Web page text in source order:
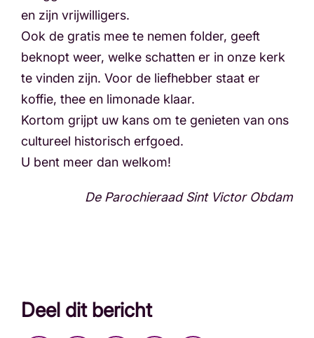
en zijn vrijwilligers.
Ook de gratis mee te nemen folder, geeft
beknopt weer, welke schatten er in onze kerk
te vinden zijn. Voor de liefhebber staat er
koffie, thee en limonade klaar.
Kortom grijpt uw kans om te genieten van ons
cultureel historisch erfgoed.
U bent meer dan welkom!
De Parochieraad Sint Victor Obdam
Deel dit bericht